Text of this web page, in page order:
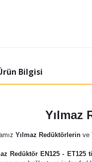
Bilgisi
Yılmaz
Yılmaz Redüktörlerin ve
Redüktör EN125 -